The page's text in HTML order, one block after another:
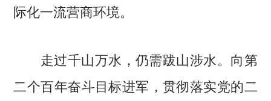
际化一流营商环境。
走过千山万水，仍需跋山涉水。向第
二个百年奋斗目标进军，贯彻落实党的二